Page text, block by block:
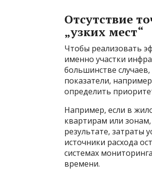
Отсутствие
„узких мест“
Чтобы реализовать
именно участки
большинстве
показатели,
определить
Например, если в
квартирам или
результате, затраты
источники расхода
системах
времени.